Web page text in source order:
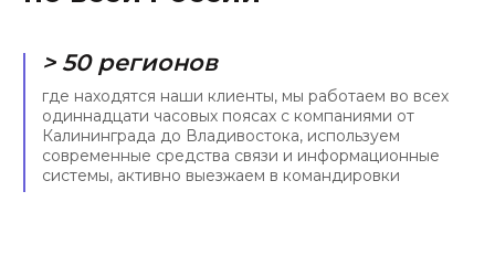
> 90 %
законов в ИТ-сфере было
принято после создания
фирмы. Мы запускали
телемедицинские сервисы
до 2018 и токенизировали
9 лет
средний юридический стаж
наших экспертов, мы
молодая, но уже зрелая
команда экспертов с